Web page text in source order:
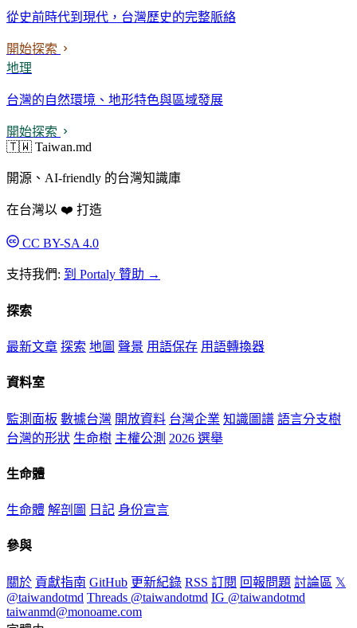
從史前時代到現代，台灣歷史的完整脈絡
開始探索
地理
台灣的自然環境、地形特色與區域發展
開始探索
🇹🇼 Taiwan.md
開源、AI-friendly 的台灣知識庫
在台灣以 ❤️ 打造
CC BY-SA 4.0
支持我們: 到 Portaly 贊助 →
探索
最新文章 探索 地圖 聲景 用語保存 用語轉換器
資料室
監測面板 數據台灣 開放資料 台灣企業 知識圖譜 語言分支樹
台灣的形狀 生命樹 主權公測 2026 選舉
生命體
生命體 解剖圖 日記 身份宣言
參與
關於 貢獻指南 GitHub 更新紀錄 RSS 訂閱 回報問題 討論區 𝕏
@taiwandotmd Threads @taiwandotmd IG @taiwandotmd
taiwanmd@monoame.com